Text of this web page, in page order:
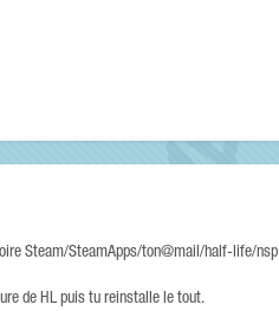
Steam/SteamApps/ton@mail/half-life/nsp
de HL puis tu reinstalle le tout.